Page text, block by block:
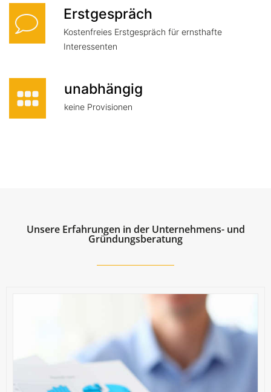
Erstgespräch
Kostenfreies Erstgespräch für ernsthafte
Interessenten
unabhängig
keine Provisionen
Unsere Erfahrungen in der Unternehmens- und
Gründungsberatung